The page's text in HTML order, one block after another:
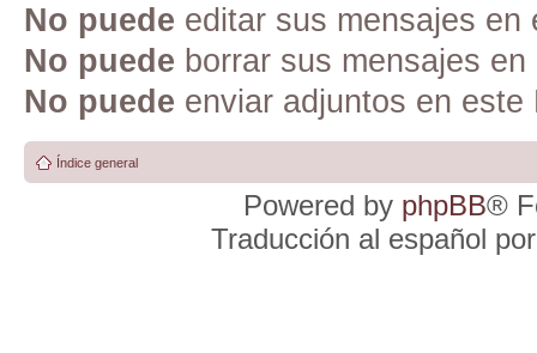
No puede editar sus mensajes en
No puede borrar sus mensajes
No puede enviar adjuntos en este
Índice general
Powered by phpBB®
Traducción al español